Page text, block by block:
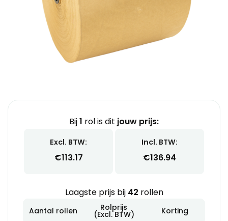
Bij1 rol is dit jouw prijs:
Excl. BTW:
€113.17
Incl. BTW:
€136.94
Laagste prijs bij 42 rollen
Aantal rollen Rolprijs
(Excl. BTW) Korting